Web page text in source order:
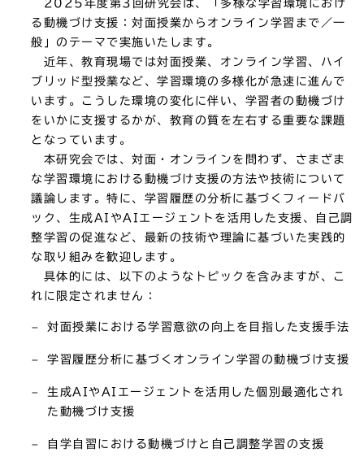
2025年度第3回研究会は、「多様な学習環境におけ
る動機づけ支援：対面授業からオンライン学習まで／一
般」のテーマで実施いたします。
近年、教育現場では対面授業、オンライン学習、ハイ
ブリッド型授業など、学習環境の多様化が急速に進んで
います。こうした環境の変化に伴い、学習者の動機づけ
をいかに支援するかが、教育の質を左右する重要な課題
となっています。
本研究会では、対面・オンラインを問わず、さまざま
な学習環境における動機づけ支援の方法や技術について
議論します。特に、学習履歴の分析に基づくフィードバ
ック、生成AIやAIエージェントを活用した支援、自己調
整学習の促進など、最新の技術や理論に基づいた実践的
な取り組みを歓迎します。
具体的には、以下のようなトピックを含みますが、こ
れに限定されません：
対面授業における学習意欲の向上を目指した支援手法
学習履歴分析に基づくオンライン学習の動機づけ支援
生成AIやAIエージェントを活用した個別最適化され
た動機づけ支援
自学自習における動機づけと自己調整学習の支援